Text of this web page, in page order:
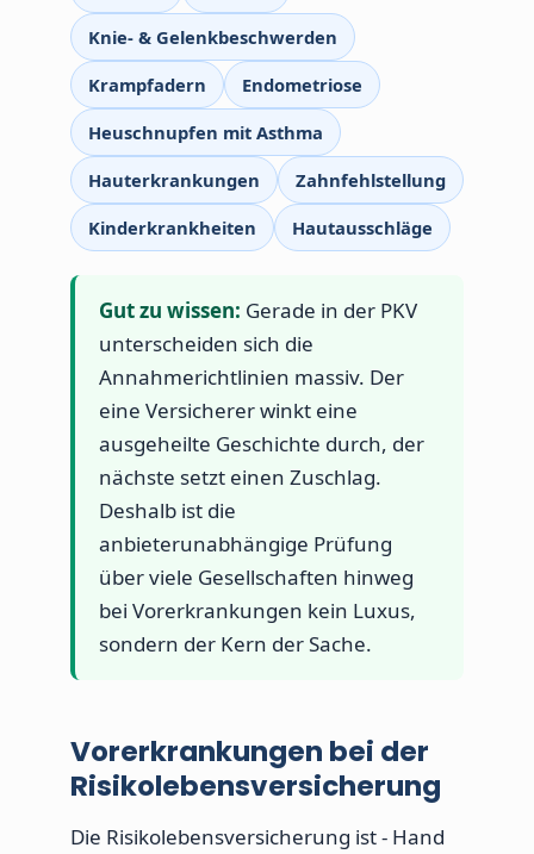
Knie- & Gelenkbeschwerden
Krampfadern
Endometriose
Heuschnupfen mit Asthma
Hauterkrankungen
Zahnfehlstellung
Kinderkrankheiten
Hautausschläge
Gut zu wissen: Gerade in der PKV
unterscheiden sich die
Annahmerichtlinien massiv. Der
eine Versicherer winkt eine
ausgeheilte Geschichte durch, der
nächste setzt einen Zuschlag.
Deshalb ist die
anbieterunabhängige Prüfung
über viele Gesellschaften hinweg
bei Vorerkrankungen kein Luxus,
sondern der Kern der Sache.
Vorerkrankungen bei der
Risikolebensversicherung
Die Risikolebensversicherung ist - Hand